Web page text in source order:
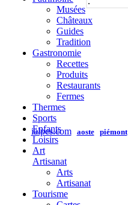
ialpes.com aoste piémont
Musées
Châteaux
Guides
Tradition
Gastronomie
Recettes
Produits
Restaurants
Fermes
Thermes
Sports
Enfants
Loisirs
Art
Artisanat
Arts
Artisanat
Tourisme